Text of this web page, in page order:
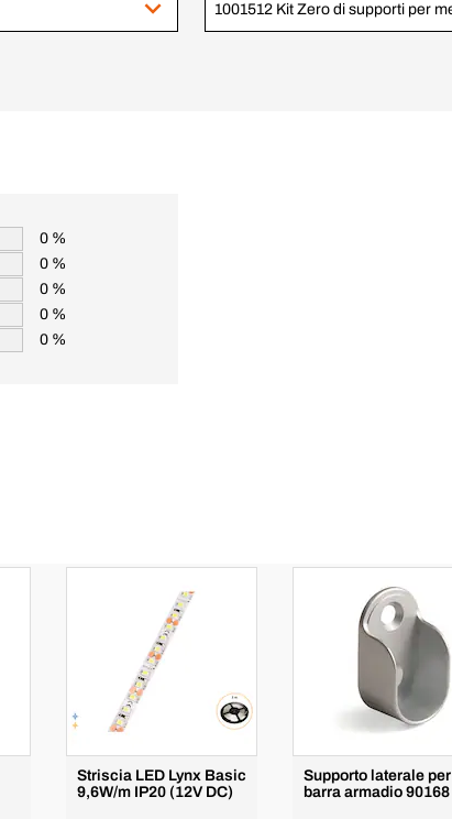
0 %
0 %
0 %
0 %
0 %
Striscia LED Lynx Basic
9,6W/m IP20 (12V DC)
Supporto laterale per
barra armadio 90168